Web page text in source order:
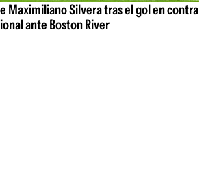
Maximiliano Silvera tras el gol en contra
ante Boston River